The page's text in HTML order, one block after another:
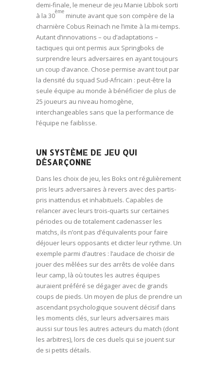
demi-finale, le meneur de jeu Manie Libbok sorti
à la 30
ème
minute avant que son compère de la
charnière Cobus Reinach ne l’imite à la mi-temps.
Autant d’innovations – ou d’adaptations –
tactiques qui ont permis aux Springboks de
surprendre leurs adversaires en ayant toujours
un coup d’avance. Chose permise avant tout par
la densité du squad Sud-Africain : peut-être la
seule équipe au monde à bénéficier de plus de
25 joueurs au niveau homogène,
interchangeables sans que la performance de
l’équipe ne faiblisse.
UN SYSTÈME DE JEU QUI
DÉSARÇONNE
Dans les choix de jeu, les Boks ont régulièrement
pris leurs adversaires à revers avec des partis-
pris inattendus et inhabituels. Capables de
relancer avec leurs trois-quarts sur certaines
périodes ou de totalement cadenasser les
matchs, ils n’ont pas d’équivalents pour faire
déjouer leurs opposants et dicter leur rythme. Un
exemple parmi d’autres : l’audace de choisir de
jouer des mêlées sur des arrêts de volée dans
leur camp, là où toutes les autres équipes
auraient préféré se dégager avec de grands
coups de pieds. Un moyen de plus de prendre un
ascendant psychologique souvent décisif dans
les moments clés, sur leurs adversaires mais
aussi sur tous les autres acteurs du match (dont
les arbitres), lors de ces duels qui se jouent sur
de si petits détails.